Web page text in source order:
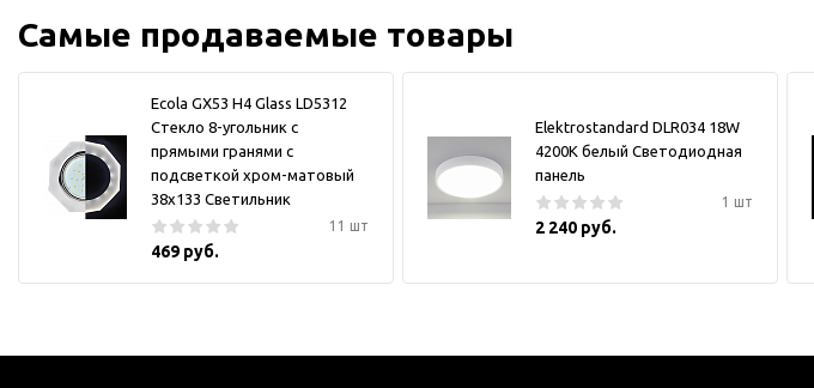
Самые продаваемые товары
Ecola GX53 H4 Glass LD5312
Стекло 8-угольник с
прямыми гранями с
подсветкой хром-матовый
38x133 Светильник
11 шт
469 руб.
Elektrostandard DLR034 18W
4200K белый Светодиодная
панель
1 шт
2 240 руб.